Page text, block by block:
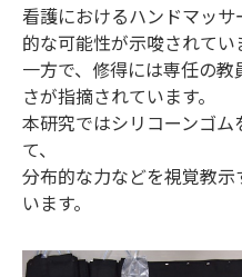
看護におけるハンドマッ
的な可能性が示唆されてい
一方で、修得には専任の
さが指摘されています。
本研究ではシリコーンゴ
て、
分布的な力などを視覚教
います。